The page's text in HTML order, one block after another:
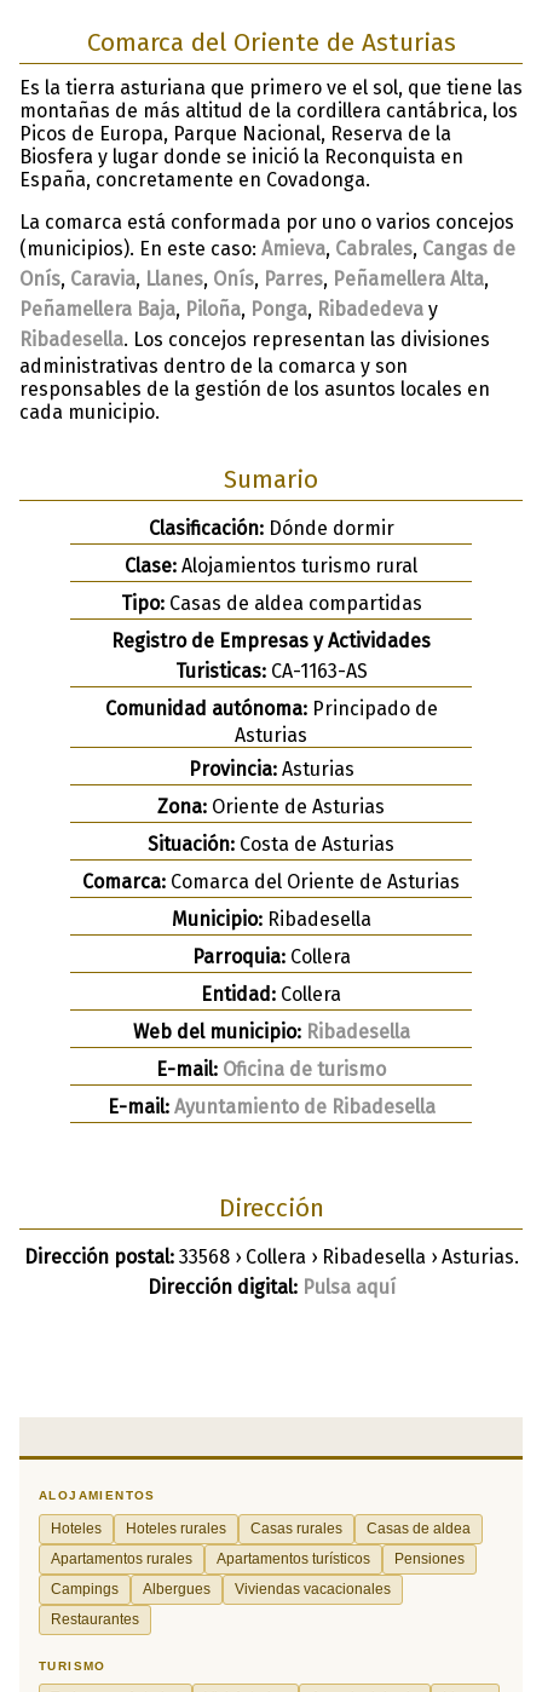
Comarca del Oriente de Asturias
Es la tierra asturiana que primero ve el sol, que tiene las
montañas de más altitud de la cordillera cantábrica, los
Picos de Europa, Parque Nacional, Reserva de la
Biosfera y lugar donde se inició la Reconquista en
España, concretamente en Covadonga.
La comarca está conformada por uno o varios concejos
(municipios). En este caso: Amieva, Cabrales, Cangas de
Onís, Caravia, Llanes, Onís, Parres, Peñamellera Alta,
Peñamellera Baja, Piloña, Ponga, Ribadedeva y
Ribadesella. Los concejos representan las divisiones
administrativas dentro de la comarca y son
responsables de la gestión de los asuntos locales en
cada municipio.
Sumario
Clasificación:Dónde dormir
Clase: Alojamientos turismo rural
Tipo:Casas de aldea compartidas
Registro de Empresas y Actividades
Turisticas:CA-1163-AS
Comunidad autónoma:Principado de
Asturias
Provincia:Asturias
Zona: Oriente de Asturias
Situación: Costa de Asturias
Comarca: Comarca del Oriente de Asturias
Municipio:Ribadesella
Parroquia:Collera
Entidad: Collera
Web del municipio: Ribadesella
E-mail: Oficina de turismo
E-mail: Ayuntamiento de Ribadesella
Dirección
Dirección postal:33568 › Collera › Ribadesella › Asturias.
Dirección digital: Pulsa aquí